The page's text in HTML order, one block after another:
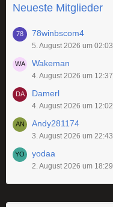
Neueste Mitglieder
78winbscom4
5. August 2026 um 02:03
Wakeman
4. August 2026 um 12:37
Damerl
4. August 2026 um 12:02
Andy281174
3. August 2026 um 22:43
yodaa
2. August 2026 um 18:29